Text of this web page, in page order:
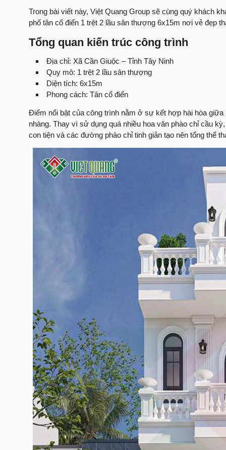
Trong bài viết này, Việt Quang Group sẽ cùng quý khách
phố tân cổ điển 1 trệt 2 lầu sân thượng 6x15m nơi vẻ đẹp
Tổng quan kiến trúc công trình
Địa chỉ: Xã Cần Giuộc – Tỉnh Tây Ninh
Quy mô: 1 trệt 2 lầu sân thượng
Diện tích: 6x15m
Phong cách: Tân cổ điển
Điểm nổi bật của công trình nằm ở sự kết hợp hài hòa
nhàng. Thay vì sử dụng quá nhiều hoa văn phào chỉ cầu
con tiện và các đường phào chỉ tinh giản tạo nên tổng thể